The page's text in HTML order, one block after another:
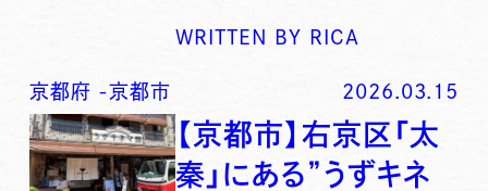
WRITTEN BY RICA
京都府 -京都市 2026.03.15
【京都市】右京区「太
秦」にある”うずキネ